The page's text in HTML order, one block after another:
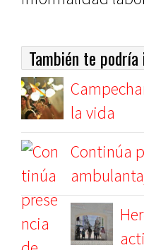
También te
la vida
Continúa